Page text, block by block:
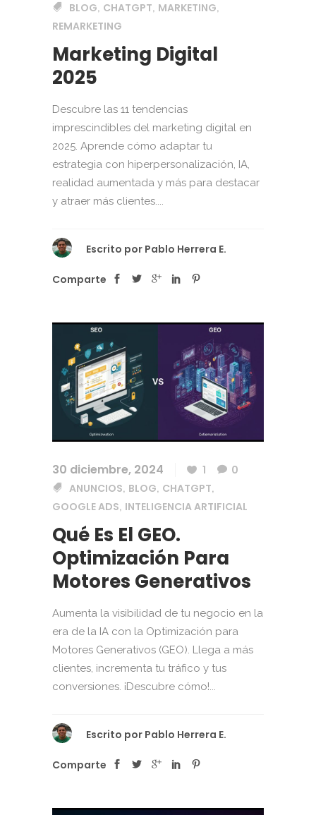
BLOG, CHATGPT, MARKETING,
REMARKETING
Marketing Digital
2025
Descubre las 11 tendencias
imprescindibles del marketing digital en
2025. Aprende cómo adaptar tu
estrategia con hiperpersonalización, IA,
realidad aumentada y más para destacar
y atraer más clientes....
Escrito por Pablo Herrera E.
Comparte
30 diciembre, 2024 1
0
ANUNCIOS, BLOG, CHATGPT,
GOOGLE ADS, INTELIGENCIA ARTIFICIAL
Qué Es El GEO.
Optimización Para
Motores Generativos
Aumenta la visibilidad de tu negocio en la
era de la IA con la Optimización para
Motores Generativos (GEO). Llega a más
clientes, incrementa tu tráfico y tus
conversiones. ¡Descubre cómo!...
Escrito por Pablo Herrera E.
Comparte